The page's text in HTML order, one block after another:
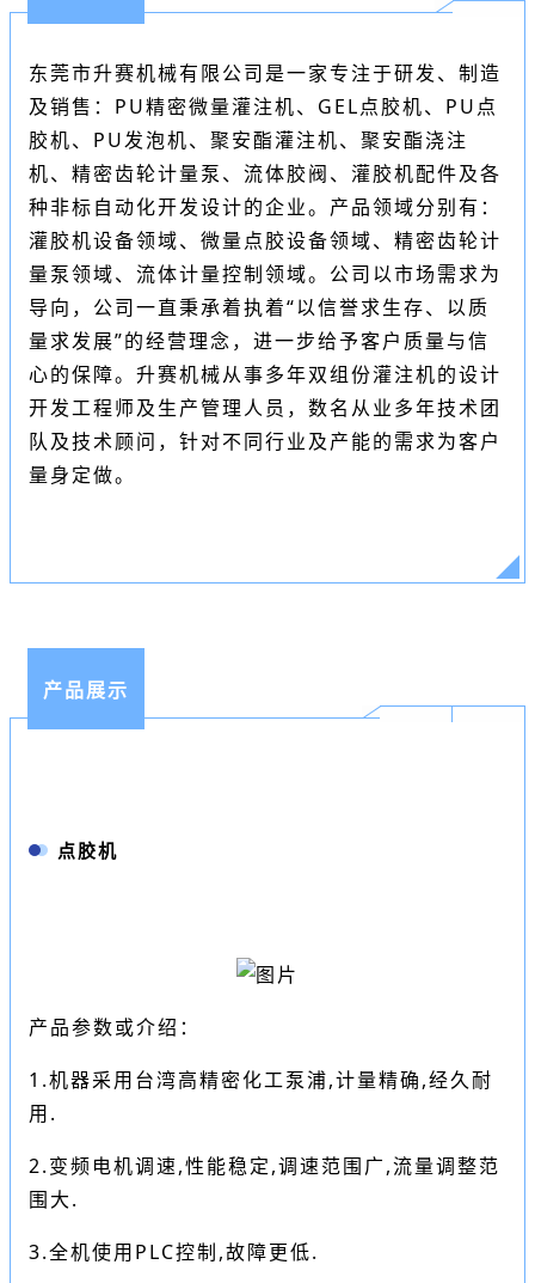
东莞市升赛机械有限公司是一家专注于研发、制造
及销售：PU精密微量灌注机、GEL点胶机、PU点
胶机、PU发泡机、聚安酯灌注机、聚安酯浇注
机、精密齿轮计量泵、流体胶阀、灌胶机配件及各
种非标自动化开发设计的企业。产品领域分别有：
灌胶机设备领域、微量点胶设备领域、精密齿轮计
量泵领域、流体计量控制领域。公司以市场需求为
导向，公司一直秉承着执着“以信誉求生存、以质
量求发展”的经营理念，进一步给予客户质量与信
心的保障。升赛机械从事多年双组份灌注机的设计
开发工程师及生产管理人员，数名从业多年技术团
队及技术顾问，针对不同行业及产能的需求为客户
量身定做。
产品展示
点胶机
产品参数或介绍：
1.机器采用台湾高精密化工泵浦,计量精确,经久耐
用.
2.变频电机调速,性能稳定,调速范围广,流量调整范
围大.
3.全机使用PLC控制,故障更低.